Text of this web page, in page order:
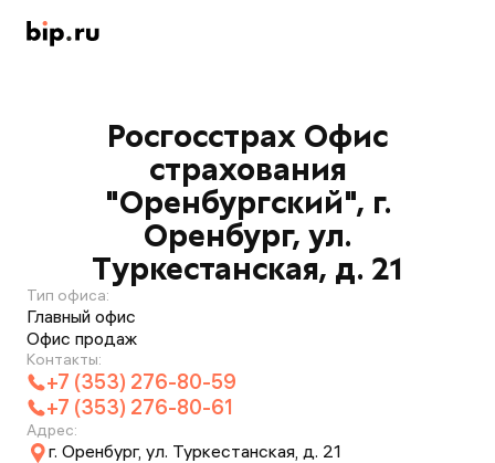
Росгосстрах Офис
страхования
"Оренбургский", г.
Оренбург, ул.
Туркестанская, д. 21
Тип офиса:
Главный офис
Офис продаж
Контакты:
+7 (353) 276-80-59
+7 (353) 276-80-61
Адрес:
г. Оренбург, ул. Туркестанская, д. 21